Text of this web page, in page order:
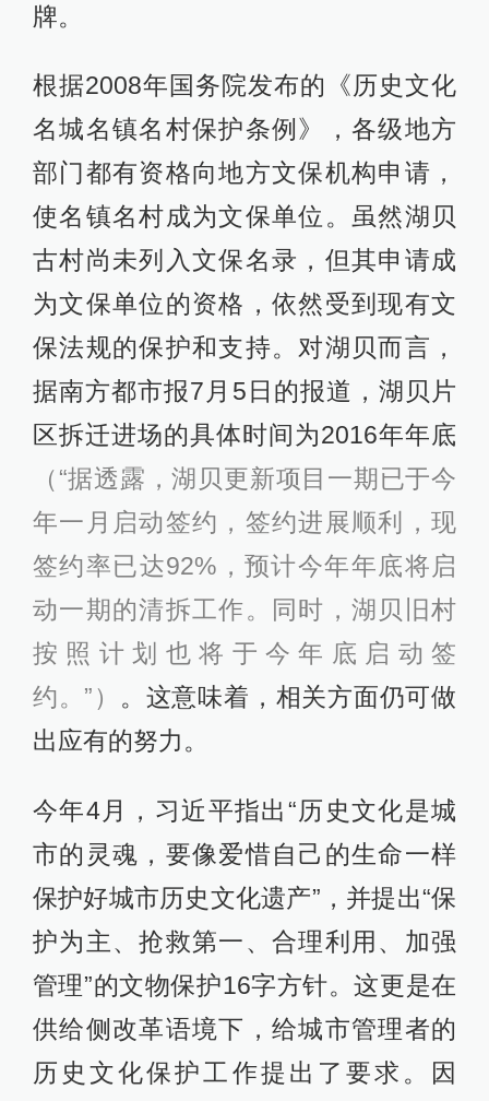
牌。
根据2008年国务院发布的《历史文化
名城名镇名村保护条例》，各级地方
部门都有资格向地方文保机构申请，
使名镇名村成为文保单位。虽然湖贝
古村尚未列入文保名录，但其申请成
为文保单位的资格，依然受到现有文
保法规的保护和支持。对湖贝而言，
据南方都市报7月5日的报道，湖贝片
区拆迁进场的具体时间为2016年年底
（“据透露，湖贝更新项目一期已于今
年一月启动签约，签约进展顺利，现
签约率已达92%，预计今年年底将启
动一期的清拆工作。同时，湖贝旧村
按照计划也将于今年底启动签
约。”） 。这意味着，相关方面仍可做
出应有的努力。
今年4月，习近平指出“历史文化是城
市的灵魂，要像爱惜自己的生命一样
保护好城市历史文化遗产”，并提出“保
护为主、抢救第一、合理利用、加强
管理”的文物保护16字方针。这更是在
供给侧改革语境下，给城市管理者的
历史文化保护工作提出了要求。因